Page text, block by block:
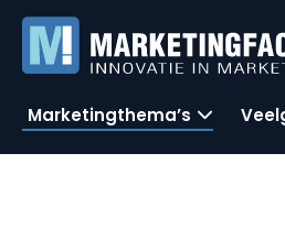
Marketingthema’s